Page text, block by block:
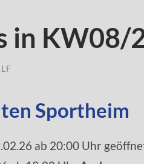
in KW08/
Sportheim
ab 20:00 Uhr